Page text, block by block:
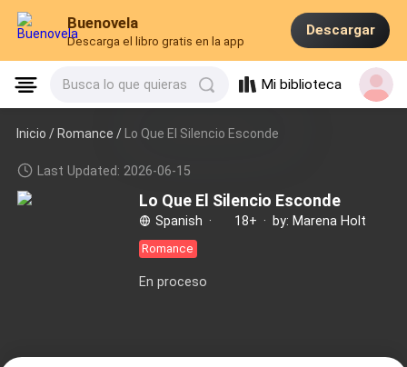
Buenovela
Descarga el libro gratis en la app
Descargar
Busca lo que quieras Mi biblioteca
Inicio /Romance / Lo Que El Silencio Esconde
Last Updated: 2026-06-15
Lo Que El Silencio Esconde
Spanish · 18+ · by: Marena Holt
Romance
En proceso